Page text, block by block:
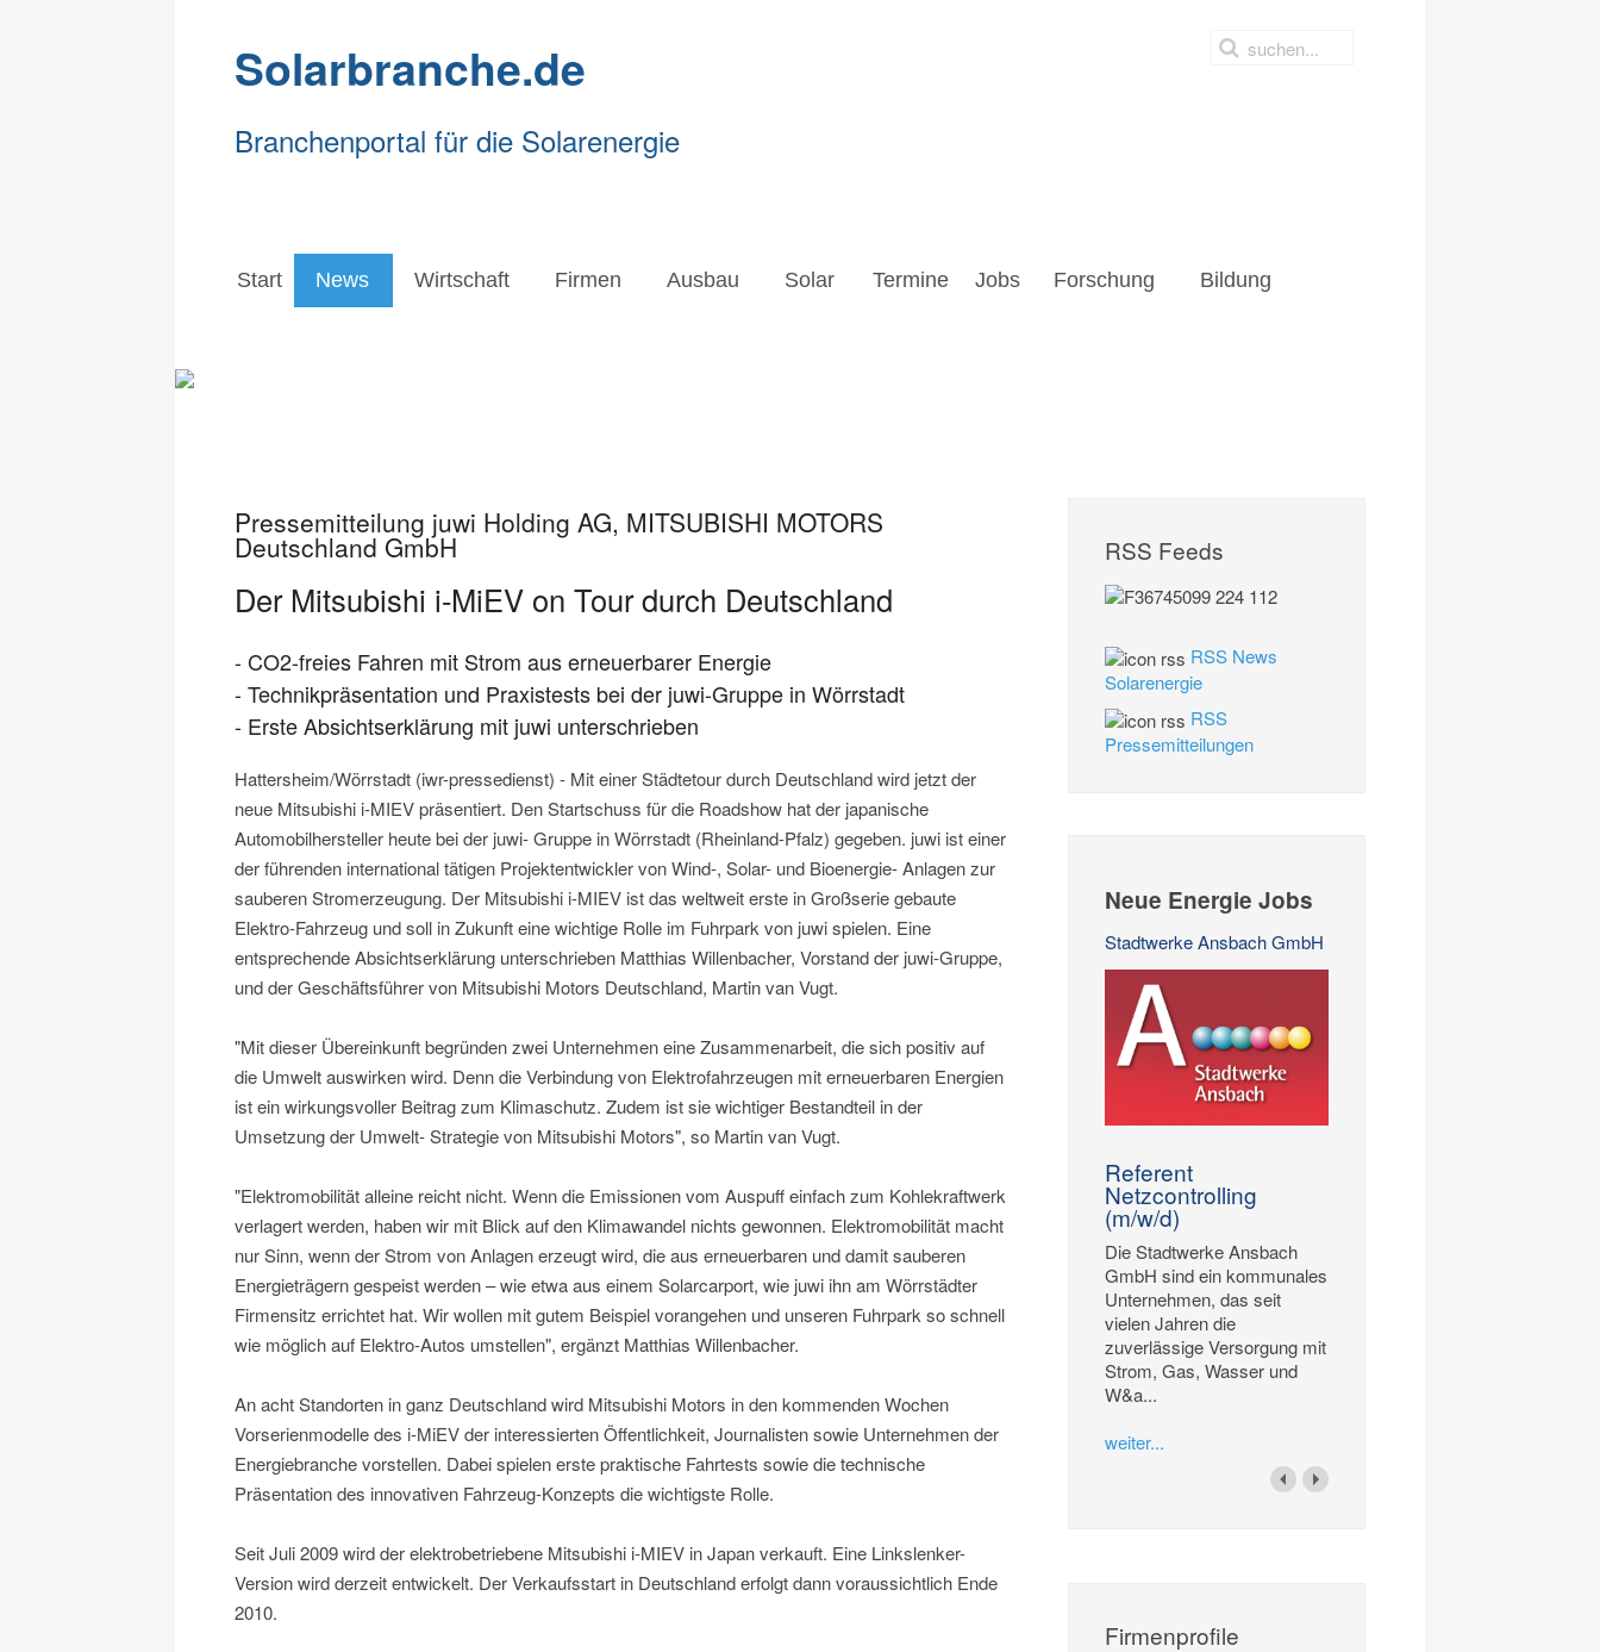
Solarbranche.de
Branchenportal für die Solarenergie
Start News Wirtschaft Firmen Ausbau Solar Termine Jobs Forschung Bildung
Pressemitteilung juwi Holding AG, MITSUBISHI MOTORS
Deutschland GmbH
Der Mitsubishi i-MiEV on Tour durch Deutschland
- CO2-freies Fahren mit Strom aus erneuerbarer Energie
- Technikpräsentation und Praxistests bei der juwi-Gruppe in Wörrstadt
- Erste Absichtserklärung mit juwi unterschrieben
Hattersheim/Wörrstadt (iwr-pressedienst) - Mit einer Städtetour durch Deutschland wird jetzt der
neue Mitsubishi i-MIEV präsentiert. Den Startschuss für die Roadshow hat der japanische
Automobilhersteller heute bei der juwi- Gruppe in Wörrstadt (Rheinland-Pfalz) gegeben. juwi ist einer
der führenden international tätigen Projektentwickler von Wind-, Solar- und Bioenergie- Anlagen zur
sauberen Stromerzeugung. Der Mitsubishi i-MIEV ist das weltweit erste in Großserie gebaute
Elektro-Fahrzeug und soll in Zukunft eine wichtige Rolle im Fuhrpark von juwi spielen. Eine
entsprechende Absichtserklärung unterschrieben Matthias Willenbacher, Vorstand der juwi-Gruppe,
und der Geschäftsführer von Mitsubishi Motors Deutschland, Martin van Vugt.
"Mit dieser Übereinkunft begründen zwei Unternehmen eine Zusammenarbeit, die sich positiv auf
die Umwelt auswirken wird. Denn die Verbindung von Elektrofahrzeugen mit erneuerbaren Energien
ist ein wirkungsvoller Beitrag zum Klimaschutz. Zudem ist sie wichtiger Bestandteil in der
Umsetzung der Umwelt- Strategie von Mitsubishi Motors", so Martin van Vugt.
"Elektromobilität alleine reicht nicht. Wenn die Emissionen vom Auspuff einfach zum Kohlekraftwerk
verlagert werden, haben wir mit Blick auf den Klimawandel nichts gewonnen. Elektromobilität macht
nur Sinn, wenn der Strom von Anlagen erzeugt wird, die aus erneuerbaren und damit sauberen
Energieträgern gespeist werden – wie etwa aus einem Solarcarport, wie juwi ihn am Wörrstädter
Firmensitz errichtet hat. Wir wollen mit gutem Beispiel vorangehen und unseren Fuhrpark so schnell
wie möglich auf Elektro-Autos umstellen", ergänzt Matthias Willenbacher.
An acht Standorten in ganz Deutschland wird Mitsubishi Motors in den kommenden Wochen
Vorserienmodelle des i-MiEV der interessierten Öffentlichkeit, Journalisten sowie Unternehmen der
Energiebranche vorstellen. Dabei spielen erste praktische Fahrtests sowie die technische
Präsentation des innovativen Fahrzeug-Konzepts die wichtigste Rolle.
Seit Juli 2009 wird der elektrobetriebene Mitsubishi i-MIEV in Japan verkauft. Eine Linkslenker-
Version wird derzeit entwickelt. Der Verkaufsstart in Deutschland erfolgt dann voraussichtlich Ende
2010.
RSS Feeds
RSS News
Solarenergie
RSS
Pressemitteilungen
Neue Energie Jobs
Stadtwerke Ansbach GmbH
Referent
Netzcontrolling
(m/w/d)
Die Stadtwerke Ansbach
GmbH sind ein kommunales
Unternehmen, das seit
vielen Jahren die
zuverlässige Versorgung mit
Strom, Gas, Wasser und
W&a...
weiter...
Firmenprofile